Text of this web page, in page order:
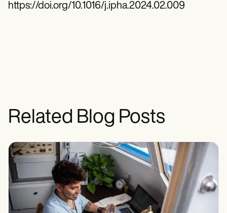
https://doi.org/10.1016/j.ipha.2024.02.009
Related Blog Posts